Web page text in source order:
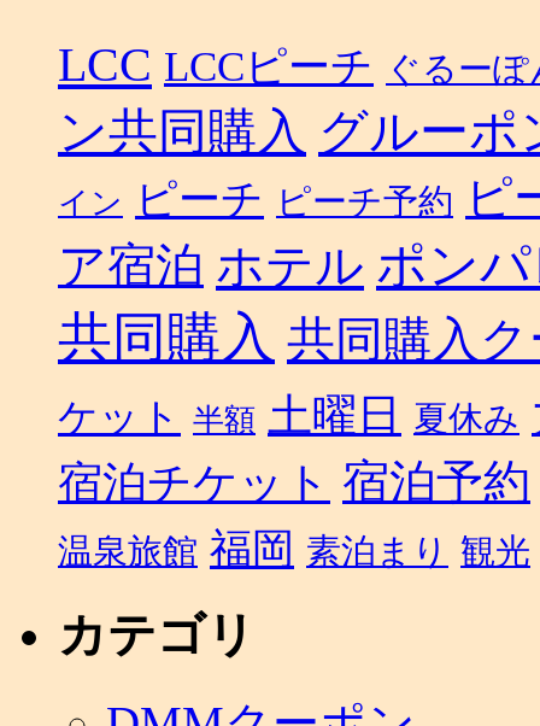
LCC LCCピーチ ぐるーぽ
ン共同購入 グルーポ
イン ピーチ ピーチ予約 ピ
ア宿泊 ホテル ポン
共同購入 共同購入
ケット 半額 土曜日 夏休み
宿泊チケット 宿泊予約
温泉旅館 福岡 素泊まり 観光
カテゴリ